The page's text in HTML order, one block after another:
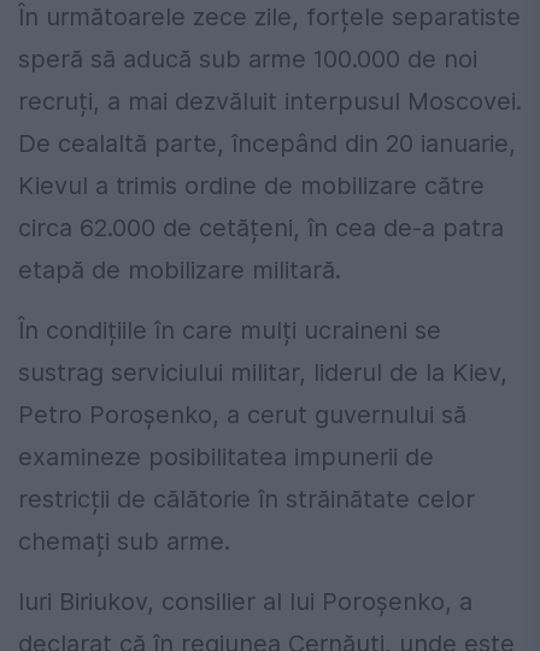
În următoarele zece zile, forțele separatiste
speră să aducă sub arme 100.000 de noi
recruți, a mai dezvăluit interpusul Moscovei.
De cealaltă parte, începând din 20 ianuarie,
Kievul a trimis ordine de mobilizare către
circa 62.000 de cetățeni, în cea de-a patra
etapă de mobilizare militară.
În condițiile în care mulți ucraineni se
sustrag serviciului militar, liderul de la Kiev,
Petro Poroșenko, a cerut guvernului să
examineze posibilitatea impunerii de
restricții de călătorie în străinătate celor
chemați sub arme.
Iuri Biriukov, consilier al lui Poroșenko, a
declarat că în regiunea Cernăuți, unde este